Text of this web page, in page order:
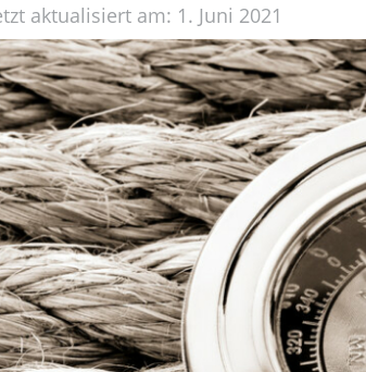
aktualisiert am: 1. Juni 2021